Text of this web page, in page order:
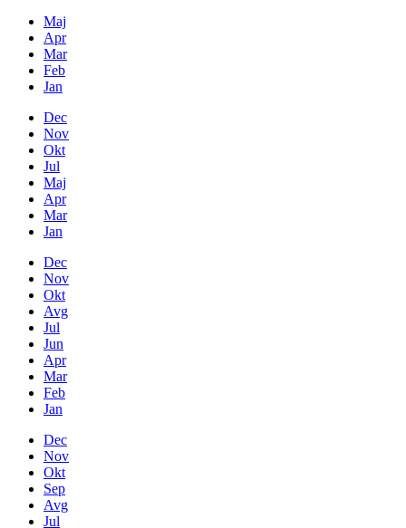
Maj
Apr
Mar
Feb
Jan
Dec
Nov
Okt
Jul
Maj
Apr
Mar
Jan
Dec
Nov
Okt
Avg
Jul
Jun
Apr
Mar
Feb
Jan
Dec
Nov
Okt
Sep
Avg
Jul